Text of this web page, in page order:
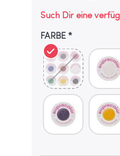
Such Dir eine
FARBE